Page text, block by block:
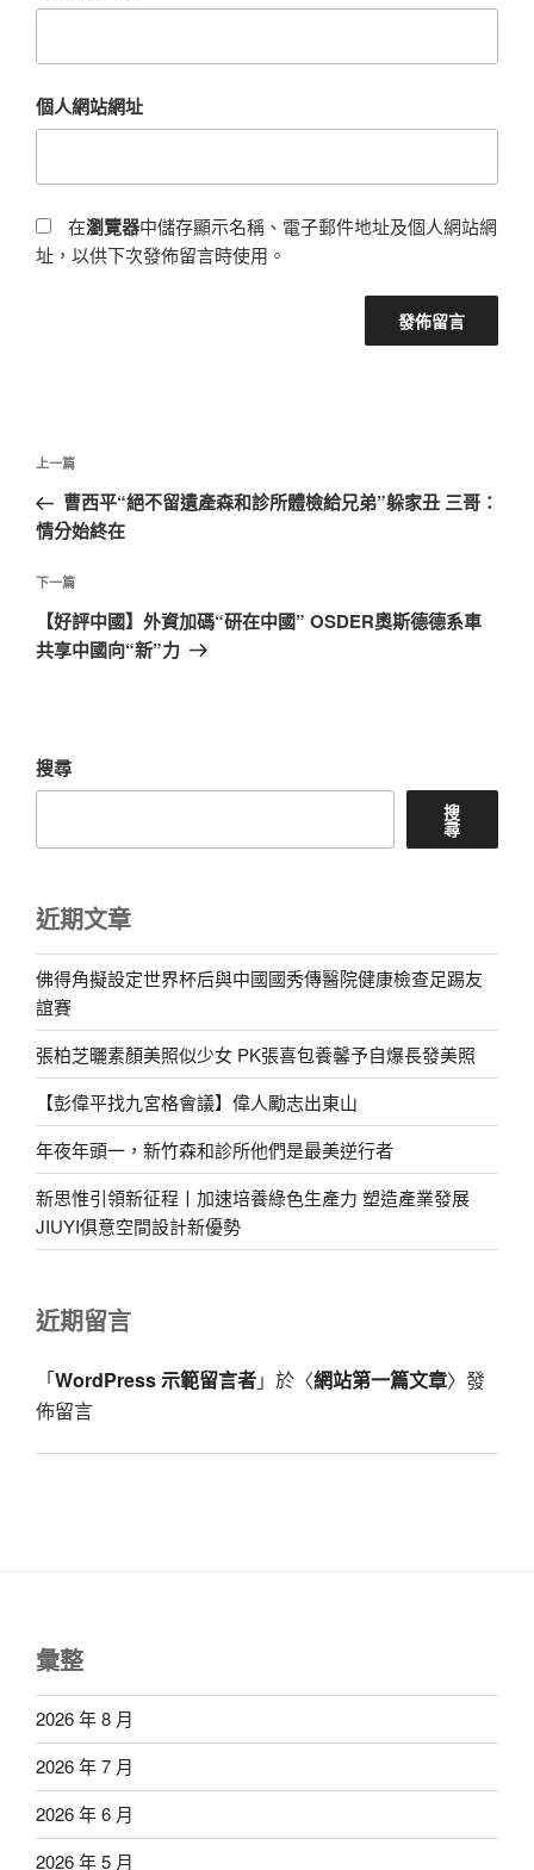
個人網站網址
在瀏覽器中儲存顯示名稱、電子郵件地址及個人網站網
址，以供下次發佈留言時使用。
文
導
覽
上
一
篇
章
上一篇
曹西平“絕不留遺產森和診所體檢給兄弟”躲家丑 三哥：
情分始終在
下
一
篇
下一篇
【好評中國】外資加碼“研在中國” OSDER奧斯德德系車
共享中國向“新”力
搜尋
搜
尋
近期文章
佛得角擬設定世界杯后與中國國秀傳醫院健康檢查足踢友
誼賽
張柏芝曬素顏美照似少女 PK張喜包養馨予自爆長發美照
【彭偉平找九宮格會議】偉人勵志出東山
年夜年頭一，新竹森和診所他們是最美逆行者
新思惟引領新征程丨加速培養綠色生產力 塑造產業發展
JIUYI俱意空間設計新優勢
近期留言
「WordPress 示範留言者」於〈網站第一篇文章〉發
佈留言
彙整
2026 年 8 月
2026 年 7 月
2026 年 6 月
2026 年 5 月